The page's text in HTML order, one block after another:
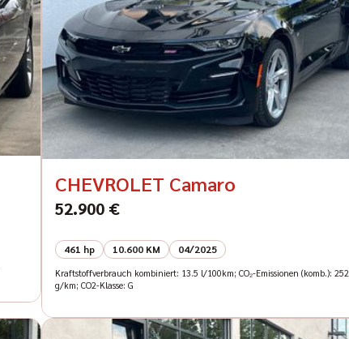
CHEVROLET Camaro
52.900 €
461 hp 10.600 KM 04/2025
Kraftstoffverbrauch kombiniert: 13.5 l/100km; CO₂-Emissionen (komb.): 252
g/km; CO2-Klasse: G